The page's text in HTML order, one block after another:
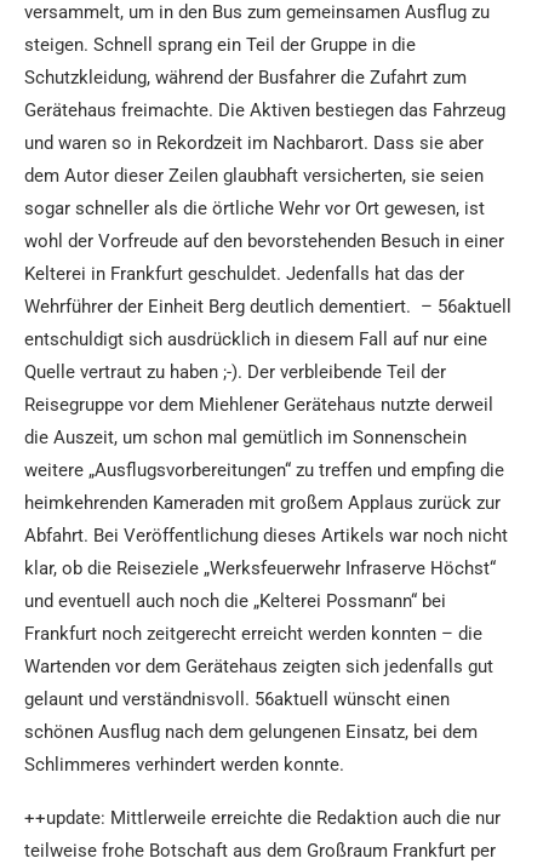
versammelt, um in den Bus zum gemeinsamen Ausflug zu
steigen. Schnell sprang ein Teil der Gruppe in die
Schutzkleidung, während der Busfahrer die Zufahrt zum
Gerätehaus freimachte. Die Aktiven bestiegen das Fahrzeug
und waren so in Rekordzeit im Nachbarort. Dass sie aber
dem Autor dieser Zeilen glaubhaft versicherten, sie seien
sogar schneller als die örtliche Wehr vor Ort gewesen, ist
wohl der Vorfreude auf den bevorstehenden Besuch in einer
Kelterei in Frankfurt geschuldet. Jedenfalls hat das der
Wehrführer der Einheit Berg deutlich dementiert. – 56aktuell
entschuldigt sich ausdrücklich in diesem Fall auf nur eine
Quelle vertraut zu haben ;-). Der verbleibende Teil der
Reisegruppe vor dem Miehlener Gerätehaus nutzte derweil
die Auszeit, um schon mal gemütlich im Sonnenschein
weitere „Ausflugsvorbereitungen“ zu treffen und empfing die
heimkehrenden Kameraden mit großem Applaus zurück zur
Abfahrt. Bei Veröffentlichung dieses Artikels war noch nicht
klar, ob die Reiseziele „Werksfeuerwehr Infraserve Höchst“
und eventuell auch noch die „Kelterei Possmann“ bei
Frankfurt noch zeitgerecht erreicht werden konnten – die
Wartenden vor dem Gerätehaus zeigten sich jedenfalls gut
gelaunt und verständnisvoll. 56aktuell wünscht einen
schönen Ausflug nach dem gelungenen Einsatz, bei dem
Schlimmeres verhindert werden konnte.
++update: Mittlerweile erreichte die Redaktion auch die nur
teilweise frohe Botschaft aus dem Großraum Frankfurt per